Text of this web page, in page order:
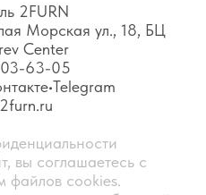
2FURN
Морская ул., 18, БЦ
Center
63-05
•Telegram
вы соглашаетесь с
файлов cookies.